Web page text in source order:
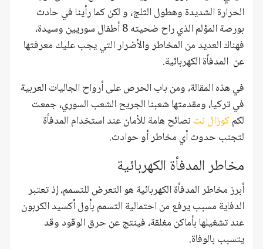
الحرارة الشديدة وهطول الثلج، و لكن كما رأينا في حادث
بورصة المؤلم الذي راح ضحيته 8 أطفال سوريين وسيدة،
فهناك العديد من المخاطر والأضرار التي يجب عليك معرفتها
عن المدفأة الكهربائية.
في هذه المقالة، ومن باب الحرص على أرواح الجاليات العربية
في تركيا، ومقدمتها شعبنا الجريح الشعب السوري، جمعت
لكمكوزال نت نصائح هامة للأمان عند استخدام المدفأة
لتجنب حدوث أي مخاطر أو حوادث.
مخاطر المدفأة الكهربائية
أبرز مخاطر المدفأة الكهربائية هو التعرض للتسمم، إذ تعتبر
الدفاية مسبب يرفع من احتمالية التسمم بأول أكسيد الكربون
عند تشغيلها بأماكن مغلقة، فينتج عن حرق الوقود وقد
يتسبب بالوفاة.